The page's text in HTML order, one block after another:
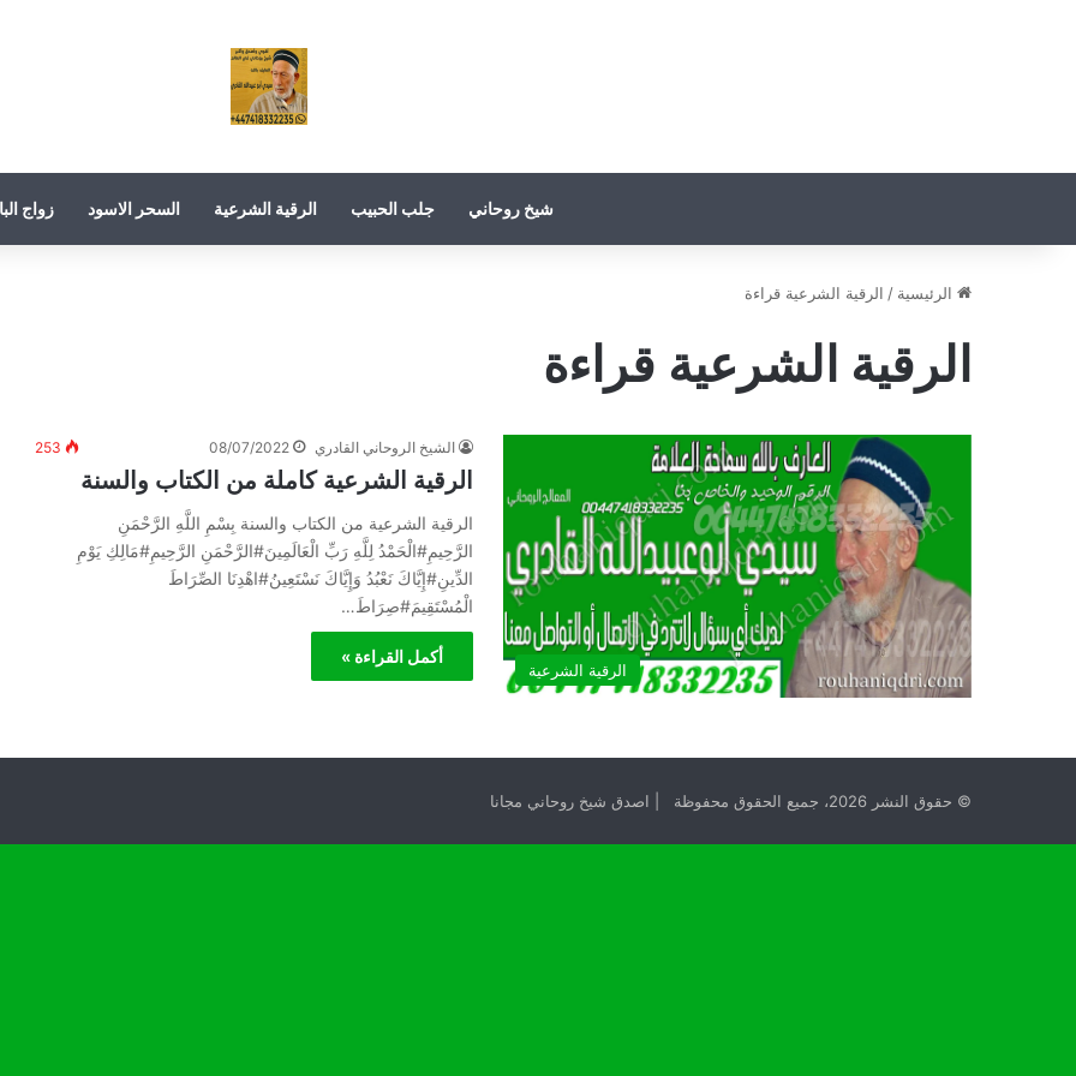
شيخ روحاني جلب الحبيب الرقية الشرعية السحر الاسود زواج
الرئيسية / الرقية الشرعية قراءة
الرقية الشرعية قراءة
الرقية الشرعية
الشيخ الروحاني القادري 08/07/2022
253
الرقية الشرعية كاملة من الكتاب والسنة
الرقية الشرعية من الكتاب والسنة بِسْمِ اللَّهِ الرَّحْمَنِ
الرَّحِيمِ#الْحَمْدُ لِلَّهِ رَبِّ الْعَالَمِينَ#الرَّحْمَنِ الرَّحِيمِ#مَالِكِ يَوْمِ
الدِّينِ#إِيَّاكَ نَعْبُدُ وَإِيَّاكَ نَسْتَعِينُ#اهْدِنَا الصِّرَاطَ
الْمُسْتَقِيمَ#صِرَاطَ…
أكمل القراءة »
© حقوق النشر 2026، جميع الحقوق محفوظة | اصدق شيخ روحاني مجانا